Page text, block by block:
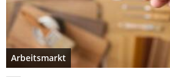
Arbeitsmarkt